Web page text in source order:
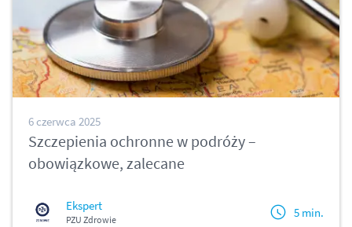
6 czerwca 2025
Szczepienia ochronne w podróży –
obowiązkowe, zalecane
Ekspert
PZU Zdrowie 5 min.